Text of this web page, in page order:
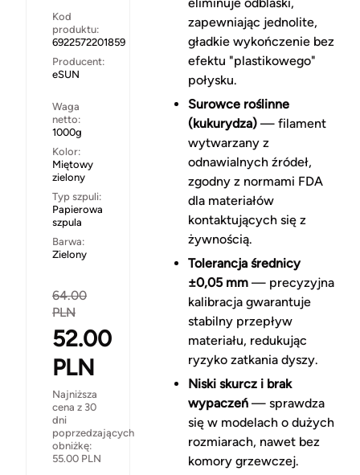
Kod
produktu:
6922572201859
Producent:
eSUN
Waga
netto:
1000g
Kolor:
Miętowy
zielony
Typ szpuli:
Papierowa
szpula
Barwa:
Zielony
64.00
PLN
52.00
PLN
Najniższa
cena z 30
dni
poprzedzających
obniżkę:
55.00 PLN
zapewniając jednolite,
gładkie wykończenie bez
efektu "plastikowego"
połysku.
Surowce roślinne
(kukurydza)— filament
wytwarzany z
odnawialnych źródeł,
zgodny z normami FDA
dla materiałów
kontaktujących się z
żywnością.
Tolerancja średnicy
±0,05 mm— precyzyjna
kalibracja gwarantuje
stabilny przepływ
materiału, redukując
ryzyko zatkania dyszy.
Niski skurcz i brak
wypaczeń— sprawdza
się w modelach o dużych
rozmiarach, nawet bez
komory grzewczej.